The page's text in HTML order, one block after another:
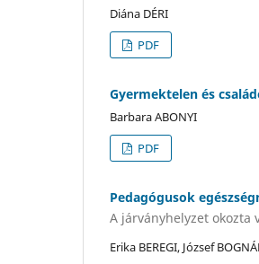
Diána DÉRI
PDF
Gyermektelen és
Barbara ABONYI
PDF
Pedagógusok
A járványhelyzet okozta
Erika BEREGI, József